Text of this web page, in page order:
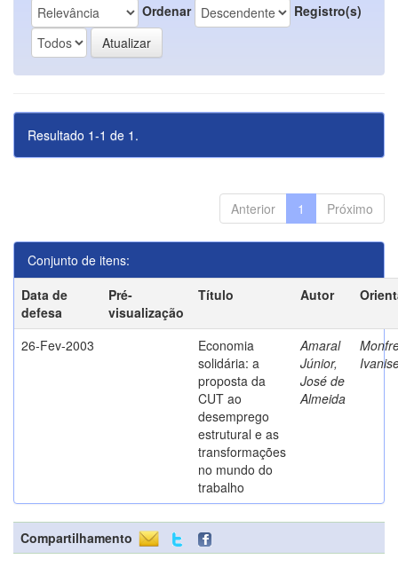
Ordenar Registro(s)
Resultado 1-1 de 1.
Anterior 1 Próximo
Conjunto de itens:
Data de
defesa
Pré-
visualização
Título Autor
26-Fev-2003
Economia
solidária: a
proposta da
CUT ao
desemprego
estrutural e as
transformações
no mundo do
trabalho
Amaral
Júnior,
José de
Almeida
Compartilhamento